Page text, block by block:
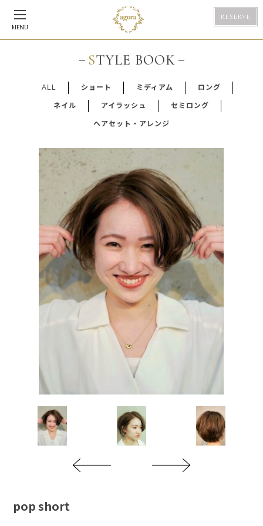
MENU
RESERVE
STYLE BOOK
ALL ショート ミディアム ロング
ネイル アイラッシュ セミロング
ヘアセット・アレンジ
pop short